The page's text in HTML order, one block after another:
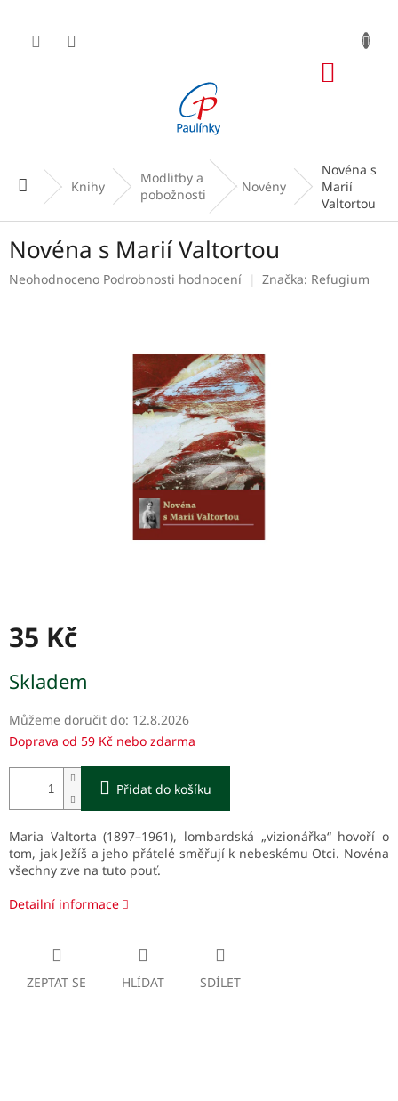
obsah
Domů Knihy
Modlitby a
pobožnosti
Novény
Novéna s
Marií
Valtortou
Novéna s Marií Valtortou
Průměrné
Neohodnoceno Podrobnosti hodnocení Značka: Refugium
35 Kč
cena:
Skladem
Můžeme doručit do: 12.8.2026
Doprava od 59 Kč nebo zdarma
Přidat do košíku
Maria Valtorta (1897–1961), lombardská „vizionářka“ hovoří o
tom, jak Ježíš a jeho přátelé směřují k nebeskému Otci. Novéna
všechny zve na tuto pouť.
Detailní informace
ZEPTAT SE HLÍDAT SDÍLET